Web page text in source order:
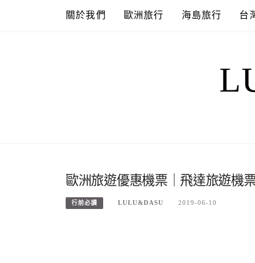
關於我們 歐洲旅行 海島旅行 台
歐洲旅遊優惠機票｜飛達旅遊機
行前必讀 LULU&DASU 2019-06-10